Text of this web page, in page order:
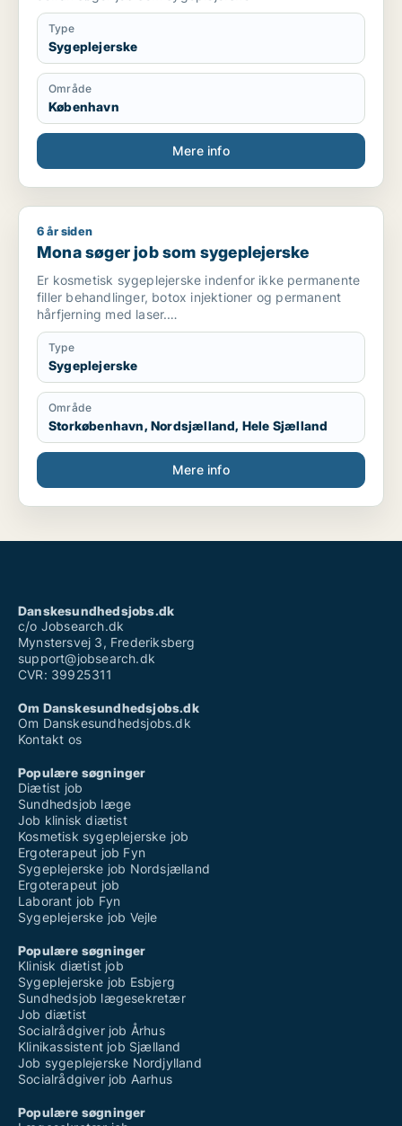
Type
Sygeplejerske
Område
København
Mere info
Mona søger job som sygeplejerske
6 år siden
Mona søger job som sygeplejerske
Er kosmetisk sygeplejerske indenfor ikke permanente
filler behandlinger, botox injektioner og permanent
hårfjerning med laser.
Ønsker at arbejde indenfor kosmetisk sygepleje og
gerne udvide mine kompetencer.
Har arbejdet indenfor branchen siden juli 2018.
Type
Sygeplejerske
Område
Storkøbenhavn, Nordsjælland, Hele Sjælland
Mere info
Danskesundhedsjobs.dk
c/o Jobsearch.dk
Mynstersvej 3, Frederiksberg
support@jobsearch.dk
CVR: 39925311
Om Danskesundhedsjobs.dk
Om Danskesundhedsjobs.dk
Kontakt os
Populære søgninger
Diætist job
Sundhedsjob læge
Job klinisk diætist
Kosmetisk sygeplejerske job
Ergoterapeut job Fyn
Sygeplejerske job Nordsjælland
Ergoterapeut job
Laborant job Fyn
Sygeplejerske job Vejle
Populære søgninger
Klinisk diætist job
Sygeplejerske job Esbjerg
Sundhedsjob lægesekretær
Job diætist
Socialrådgiver job Århus
Klinikassistent job Sjælland
Job sygeplejerske Nordjylland
Socialrådgiver job Aarhus
Populære søgninger